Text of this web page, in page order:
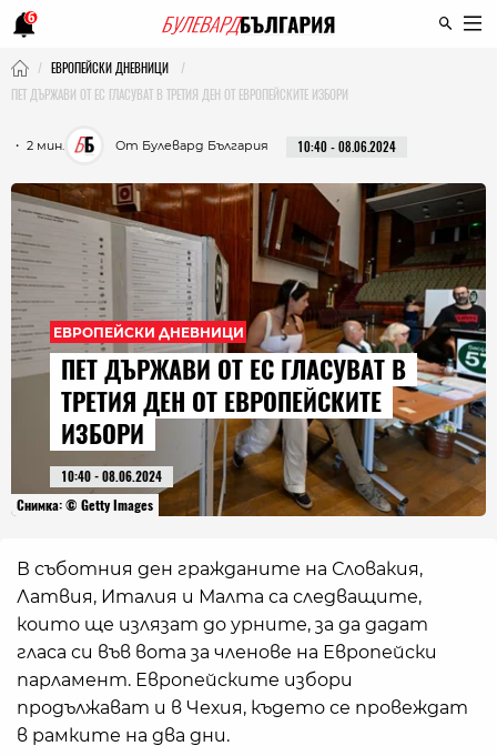
6
ЕВРОПЕЙСКИ ДНЕВНИЦИ
ПЕТ ДЪРЖАВИ ОТ ЕС ГЛАСУВАТ В ТРЕТИЯ ДЕН ОТ ЕВРОПЕЙСКИТЕ ИЗБОРИ
・ 2 мин. От Булевард България 10:40 - 08.06.2024
ЕВРОПЕЙСКИ ДНЕВНИЦИ
ПЕТ ДЪРЖАВИ ОТ ЕС ГЛАСУВАТ В
ТРЕТИЯ ДЕН ОТ ЕВРОПЕЙСКИТЕ
ИЗБОРИ
10:40 - 08.06.2024
Снимка: © Getty Images
В съботния ден гражданите на Словакия,
Латвия, Италия и Малта са следващите,
които ще излязат до урните, за да дадат
гласа си във вота за членове на Европейски
парламент. Европейските избори
продължават и в Чехия, където се провеждат
в рамките на два дни.